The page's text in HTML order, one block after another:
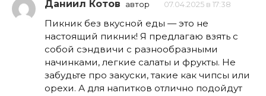
Даниил Котов автор 07.04.2025 в 17:38
Пикник без вкусной еды — это не
настоящий пикник! Я предлагаю взять с
собой сэндвичи с разнообразными
начинками, легкие салаты и фрукты. Не
забудьте про закуски, такие как чипсы или
орехи. А для напитков отлично подойдут